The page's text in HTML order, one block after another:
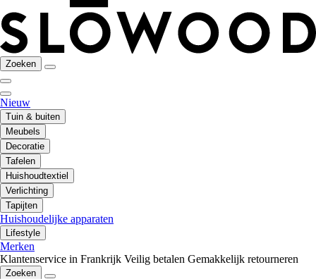
Zoeken
Nieuw
Tuin & buiten
Meubels
Decoratie
Tafelen
Huishoudtextiel
Verlichting
Tapijten
Huishoudelijke apparaten
Lifestyle
Merken
Klantenservice in Frankrijk Veilig betalen Gemakkelijk retourneren
Zoeken